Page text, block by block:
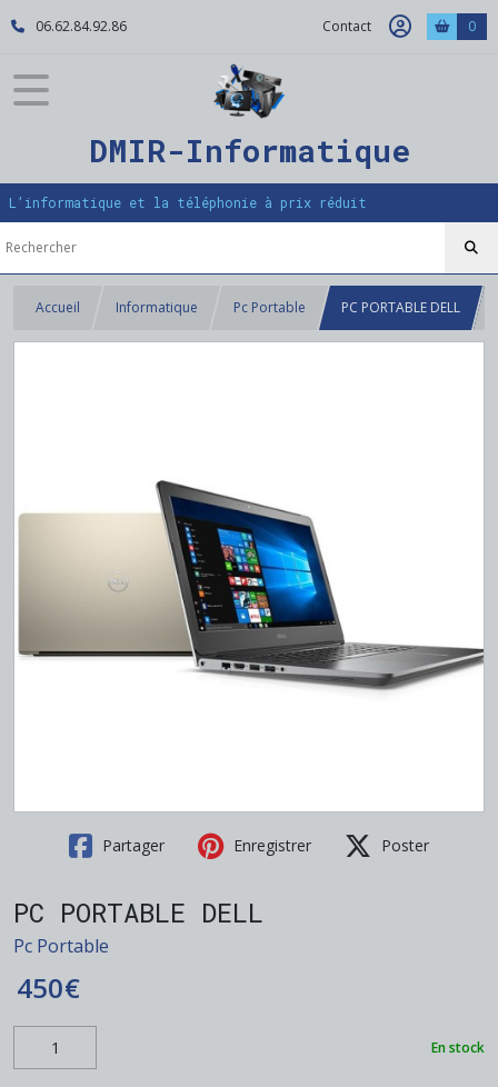
06.62.84.92.86 Contact 0
DMIR-Informatique
L’informatique et la téléphonie à prix réduit
Accueil Informatique Pc Portable PC PORTABLE DELL
Partager Enregistrer Poster
PC PORTABLE DELL
Pc Portable
450€
En stock